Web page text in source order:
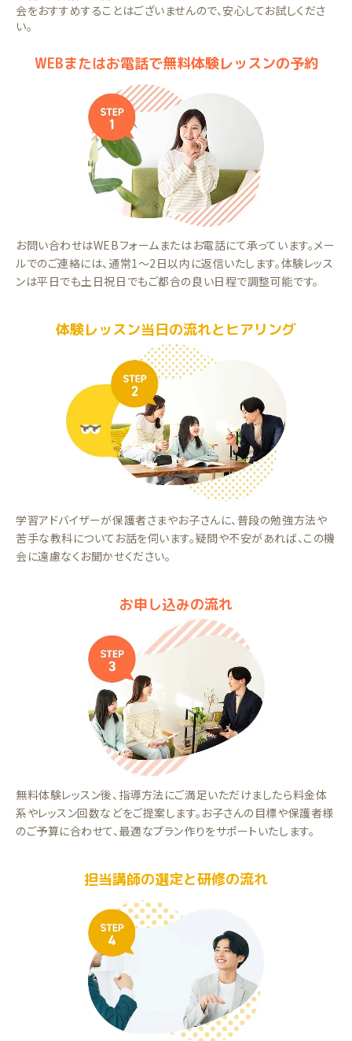
会をおすすめすることはございませんので、安心してお試しくださ
い。
WEBまたはお電話で無料体験レッスンの予約
お問い合わせはWEBフォームまたはお電話にて承っています。メー
ルでのご連絡には、通常1～2日以内に返信いたします。体験レッス
ンは平日でも土日祝日でもご都合の良い日程で調整可能です。
体験レッスン当日の流れとヒアリング
学習アドバイザーが保護者さまやお子さんに、普段の勉強方法や
苦手な教科についてお話を伺います。疑問や不安があれば、この機
会に遠慮なくお聞かせください。
お申し込みの流れ
無料体験レッスン後、指導方法にご満足いただけましたら料金体
系やレッスン回数などをご提案します。お子さんの目標や保護者様
のご予算に合わせて、最適なプラン作りをサポートいたします。
担当講師の選定と研修の流れ